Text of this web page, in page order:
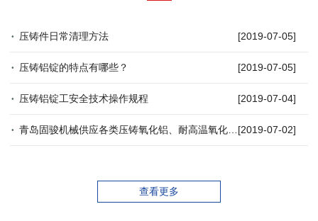
[2019-07-05]
压铸件日常清理方法
[2019-07-05]
压铸铝锭的特点有哪些？
[2019-07-04]
压铸铝锭工安全技术操作规程
[2019-07-02]
青岛固骏机械供应各类压铸氧化铝、耐高温氧化铝等特殊压铸铝锭
查看更多